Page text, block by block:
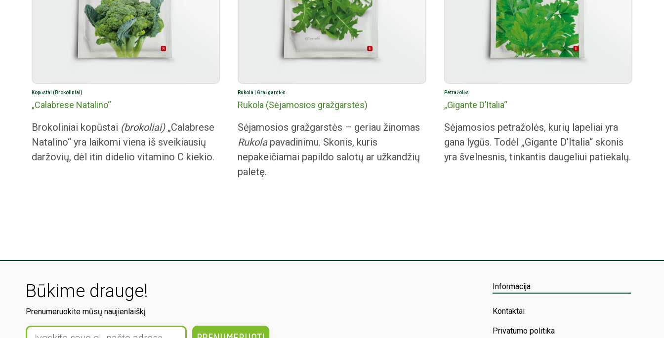
Kopūstai (Brokoliniai)
„Calabrese Natalino“
Brokoliniai kopūstai (brokoliai)„Calabrese
Natalino“ yra laikomi viena iš sveikiausių
daržovių, dėl itin didelio vitamino C kiekio.
Rukola | Gražgarstės
Rukola (Sėjamosios gražgarstės)
Sėjamosios gražgarstės – geriau žinomas
Rukolapavadinimu. Skonis, kuris
nepakeičiamai papildo salotų ar užkandžių
paletę.
Petražolės
„Gigante D’Italia“
Sėjamosios petražolės, kurių lapeliai yra
gana lygūs. Todėl „Gigante D’Italia“ skonis
yra švelnesnis, tinkantis daugeliui patiekalų.
Būkime drauge!
Prenumeruokite mūsų naujienlaiškį
Informacija
Kontaktai
Privatumo politika